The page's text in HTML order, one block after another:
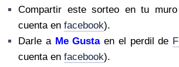
Compartir este sorteo en tu
cuenta en facebook).
Darle a Me Gustaen el perdil de
cuenta en facebook).